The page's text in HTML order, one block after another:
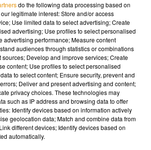
a également eu lieu dans les rues de
parun journaliste de20 Minutes,on y
situés dans le cortège de la CGT
do the following data processing based on
legitimate interest: Store and/or access
Use limited data to select advertising; Create
advertising; Use profiles to select personalised
advertising performance; Measure content
audiences through statistics or combinations
sources; Develop and improve services; Create
content; Use profiles to select personalised
to select content; Ensure security, prevent and
Deliver and present advertising and content;
privacy choices. These technologies may
such as IP address and browsing data to offer
Identify devices based on information actively
geolocation data; Match and combine data from
different devices; Identify devices based on
automatically.